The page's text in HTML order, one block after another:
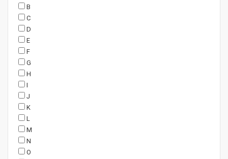
B
C
D
E
F
G
H
I
J
K
L
M
N
O